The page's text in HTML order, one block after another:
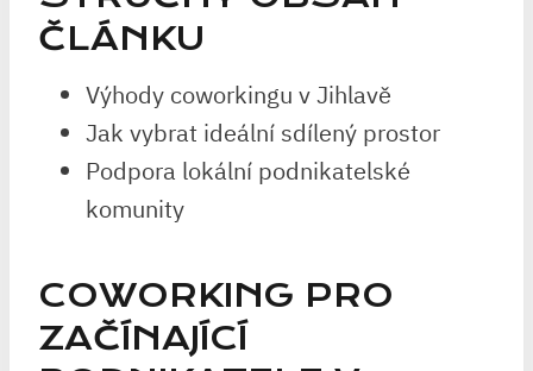
ČLÁNKU
Výhody coworkingu v Jihlavě
Jak vybrat ideální sdílený prostor
Podpora lokální podnikatelské
komunity
COWORKING PRO
ZAČÍNAJÍCÍ